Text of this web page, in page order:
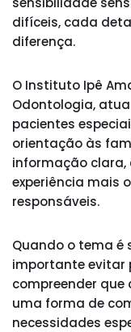
difíceis, cada
diferença.
O Instituto Ipê
Odontologia,
pacientes
orientação às
informação clara,
experiência mais
responsáveis.
Quando o tema é
importante evitar
compreender
uma forma de
necessidades